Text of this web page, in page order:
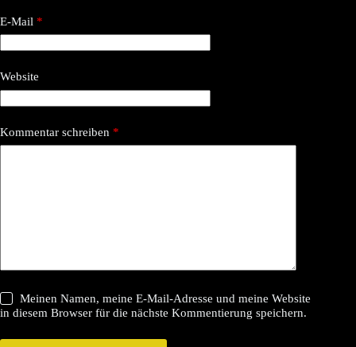
E-Mail *
Website
Kommentar schreiben *
Meinen Namen, meine E-Mail-Adresse und meine Website
in diesem Browser für die nächste Kommentierung speichern.